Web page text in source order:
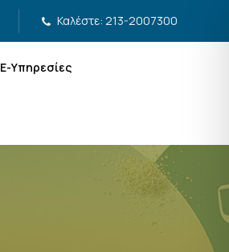
Καλέστε: 213-2007300
Ε-Υπηρεσίες